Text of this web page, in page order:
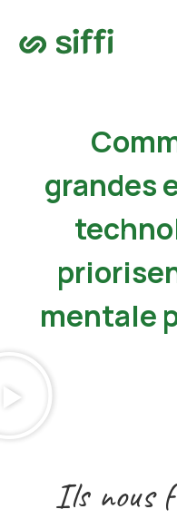
grandes
mentale
Ils nous